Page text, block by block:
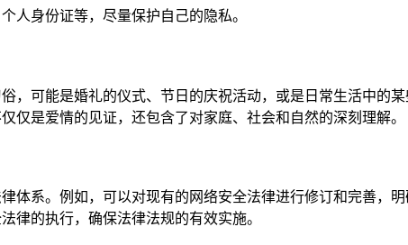
人身份证等，尽量保护自己的隐私。
，可能是婚礼的仪式、节日的庆祝活动，或是日常生活中的
仅是爱情的见证，还包含了对家庭、社会和自然的深刻理解。
体系。例如，可以对现有的网络安全法律进行修订和完善，
律的执行，确保法律法规的有效实施。